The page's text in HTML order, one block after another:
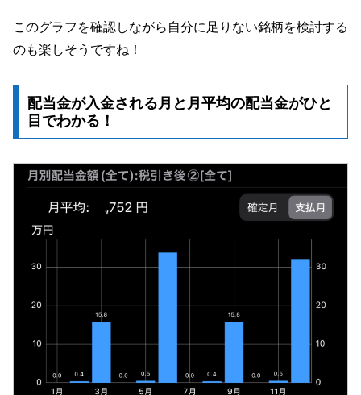
このグラフを確認しながら自分に足りない銘柄を検討する
のも楽しそうですね！
配当金が入金される月と月平均の配当金がひと
目でわかる！